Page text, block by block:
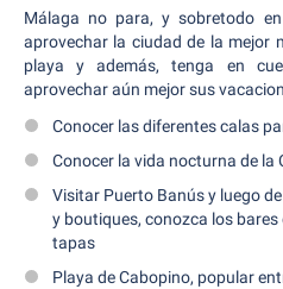
Málaga no para, y sobretodo
aprovechar la ciudad de la mejor
playa y además, tenga en
aprovechar aún mejor sus
Conocer las diferentes calas
Conocer la vida nocturna de la
Visitar Puerto Banús y luego
y boutiques, conozca los
tapas
Playa de Cabopino, popular